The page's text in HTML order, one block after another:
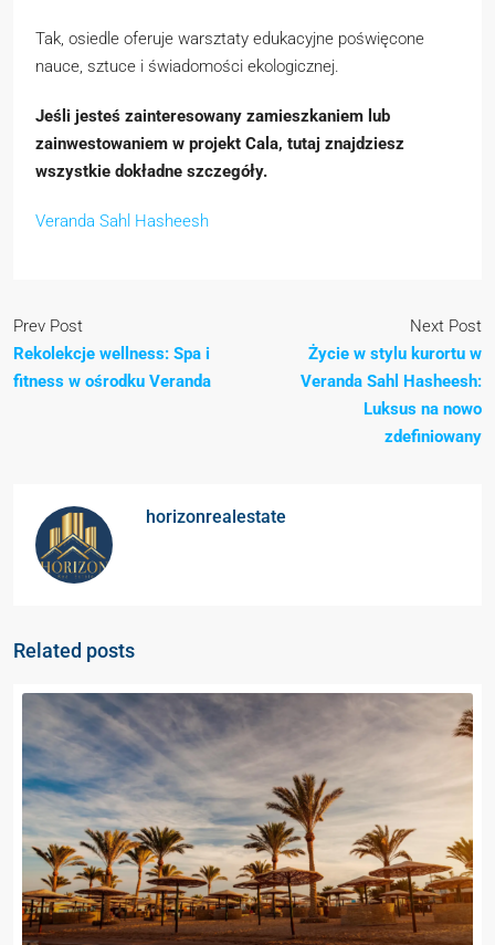
Tak, osiedle oferuje warsztaty edukacyjne poświęcone
nauce, sztuce i świadomości ekologicznej.
Jeśli jesteś zainteresowany zamieszkaniem lub
zainwestowaniem w projekt Cala, tutaj znajdziesz
wszystkie dokładne szczegóły.
Veranda Sahl Hasheesh
Prev Post
Rekolekcje wellness: Spa i
fitness w ośrodku Veranda
Next Post
Życie w stylu kurortu w
Veranda Sahl Hasheesh:
Luksus na nowo
zdefiniowany
horizonrealestate
Related posts